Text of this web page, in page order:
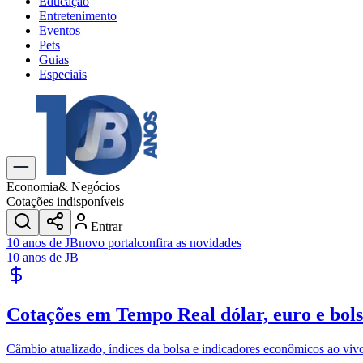
Entretenimento
Eventos
Pets
Guias
Especiais
Explore Tudo
Últimas Notícias
Previsão do Tempo
Trânsito e Rotas
Dia a Dia & Lazer
Transportes
Gastronomia
Cinema & Shows
JogosNovo
Para Sua Empresa
Cadastrar Empresa
Divulgar VagasNovo
Publicidade Legal
Economia& Negócios
Cotações indisponíveis
Entrar
10 anos de JBnovo portalconfira as novidades
10 anos de JB
Cotações em Tempo Real dólar, euro e
Câmbio atualizado, índices da bolsa e indicadores econômicos ao